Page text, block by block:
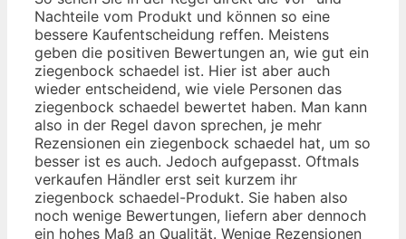
Nachteile vom Produkt und können so eine
bessere Kaufentscheidung reffen. Meistens
geben die positiven Bewertungen an, wie gut ein
ziegenbock schaedel ist. Hier ist aber auch
wieder entscheidend, wie viele Personen das
ziegenbock schaedel bewertet haben. Man kann
also in der Regel davon sprechen, je mehr
Rezensionen ein ziegenbock schaedel hat, um so
besser ist es auch. Jedoch aufgepasst. Oftmals
verkaufen Händler erst seit kurzem ihr
ziegenbock schaedel-Produkt. Sie haben also
noch wenige Bewertungen, liefern aber dennoch
ein hohes Maß an Qualität. Wenige Rezensionen